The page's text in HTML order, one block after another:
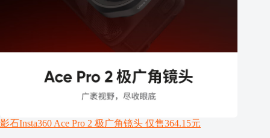
影石Insta360 Ace Pro 2 极广角镜头 仅售364.15元